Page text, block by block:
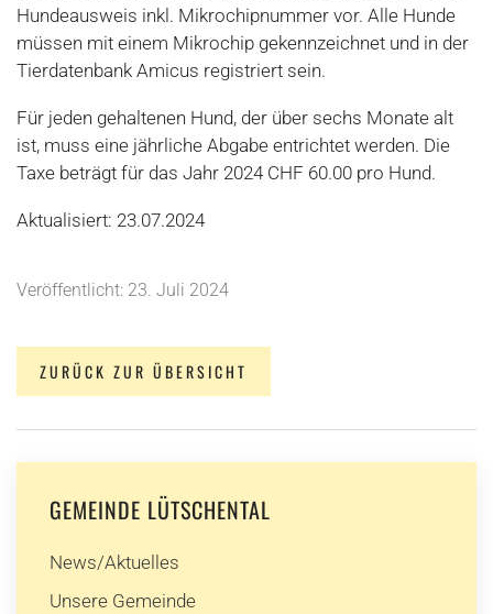
Hundeausweis inkl. Mikrochipnummer vor. Alle Hunde
müssen mit einem Mikrochip gekennzeichnet und in der
Tierdatenbank Amicus registriert sein.
Für jeden gehaltenen Hund, der über sechs Monate alt
ist, muss eine jährliche Abgabe entrichtet werden. Die
Taxe beträgt für das Jahr 2024 CHF 60.00 pro Hund.
Aktualisiert: 23.07.2024
Veröffentlicht: 23. Juli 2024
ZURÜCK ZUR ÜBERSICHT
GEMEINDE LÜTSCHENTAL
News/Aktuelles
Unsere Gemeinde